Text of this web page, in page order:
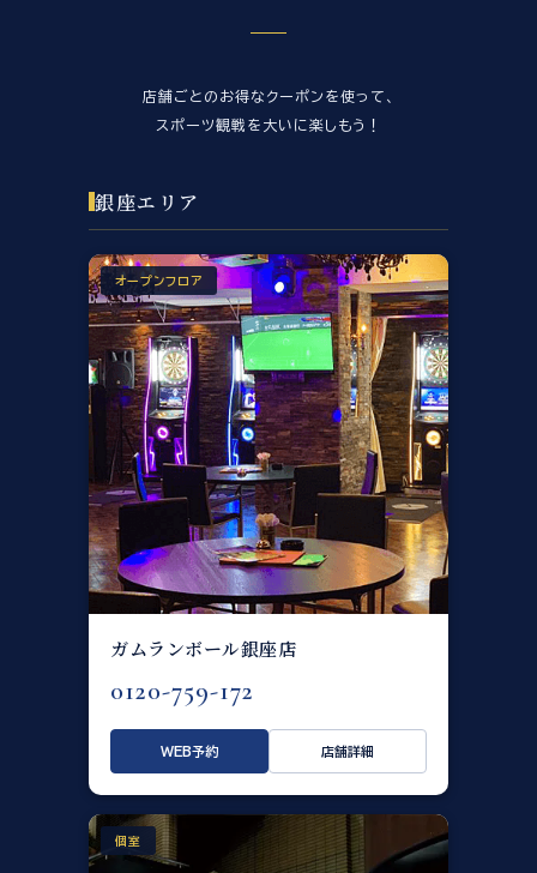
店舗ごとのお得なクーポンを使って、
スポーツ観戦を大いに楽しもう！
銀座エリア
オープンフロア
ガムランボール銀座店
0120-759-172
WEB予約 店舗詳細
個室